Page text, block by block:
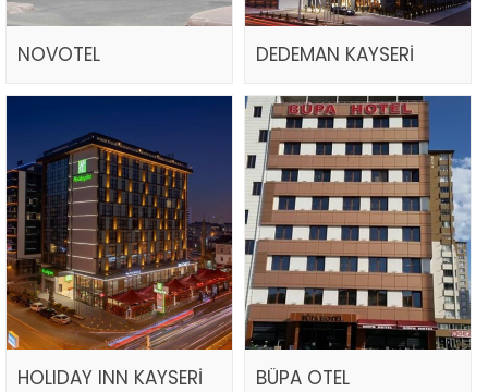
NOVOTEL DEDEMAN KAYSERİ
HOLIDAY INN KAYSERİ BÜPA OTEL